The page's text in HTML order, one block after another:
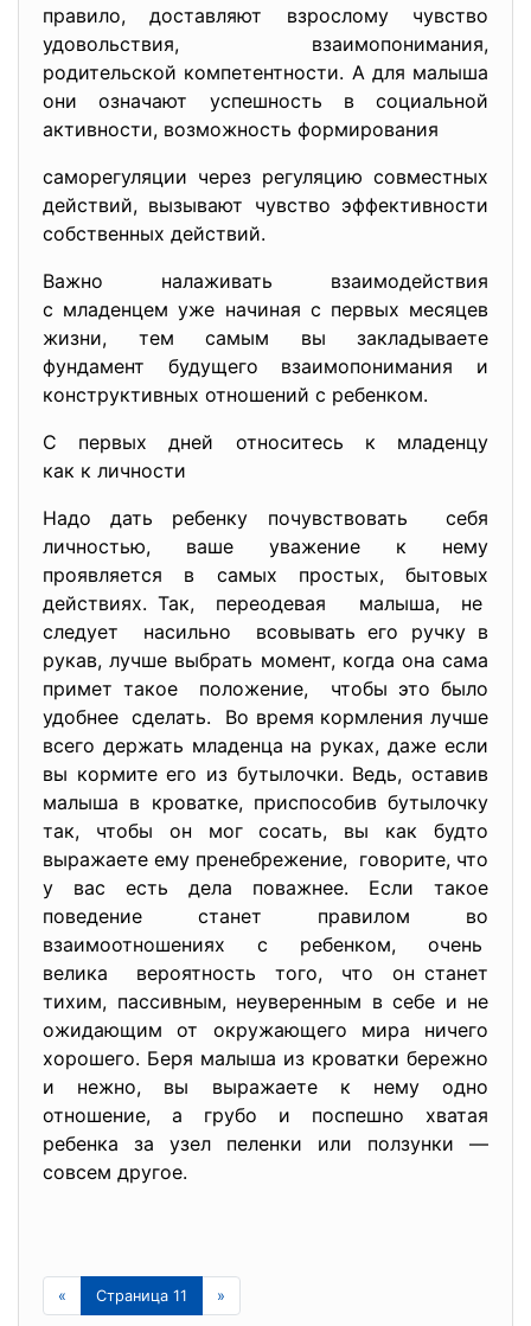
правило, доставляют взрослому чувство
удовольствия, взаимопонимания,
родительской компетентности. А для малыша
они означают успешность в социальной
активности, возможность формирования
саморегуляции через регуляцию совместных
действий, вызывают чувство эффективности
собственных действий.
Важно налаживать взаимодействия
с младенцем уже начиная с первых месяцев
жизни, тем самым вы закладываете
фундамент будущего взаимопонимания и
конструктивных отношений с ребенком.
С первых дней относитесь к младенцу
как к личности
Надо дать ребенку почувствовать себя
личностью, ваше уважение к нему
проявляется в самых простых, бытовых
действиях. Так, переодевая малыша, не
следует насильно всовывать его ручку в
рукав, лучше выбрать момент, когда она сама
примет такое положение, чтобы это было
удобнее сделать. Во время кормления лучше
всего держать младенца на руках, даже если
вы кормите его из бутылочки. Ведь, оставив
малыша в кроватке, приспособив бутылочку
так, чтобы он мог сосать, вы как будто
выражаете ему пренебрежение, говорите, что
у вас есть дела поважнее. Если такое
поведение станет правилом во
взаимоотношениях с ребенком, очень
велика вероятность того, что он станет
тихим, пассивным, неуверенным в себе и не
ожидающим от окружающего мира ничего
хорошего. Беря малыша из кроватки бережно
и нежно, вы выражаете к нему одно
отношение, а грубо и поспешно хватая
ребенка за узел пеленки или ползунки —
совсем другое.
« Страница 11 »